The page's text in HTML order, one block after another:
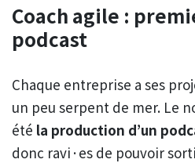
Coach agile :
podcast
Chaque entreprise a ses
un peu serpent de mer. Le
été la production d’un
donc ravi·es de pouvoir